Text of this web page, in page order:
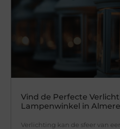
Vind de Perfecte
Lampenwinkel in Almere
Verlichting kan de sfeer van